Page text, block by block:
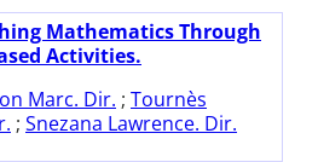
Mathematics Through
Activities.
Marc. Dir. ; Tournès
; Snezana Lawrence. Dir.